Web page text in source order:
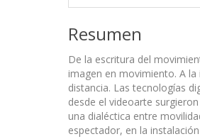
Resumen
De la escritura del
imagen en movimiento. A
distancia. Las tecnologías
desde el videoarte
una dialéctica entre
espectador, en la